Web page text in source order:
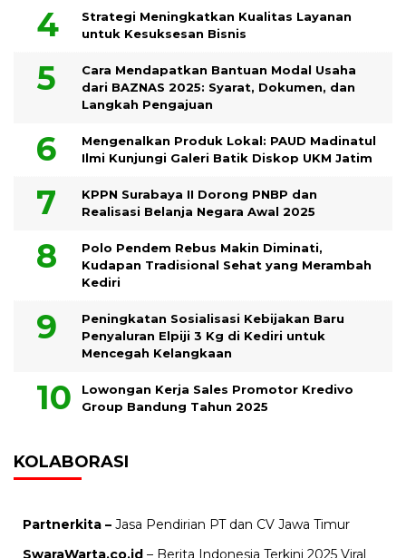
Strategi Meningkatkan Kualitas Layanan
untuk Kesuksesan Bisnis
Cara Mendapatkan Bantuan Modal Usaha
dari BAZNAS 2025: Syarat, Dokumen, dan
Langkah Pengajuan
Mengenalkan Produk Lokal: PAUD Madinatul
Ilmi Kunjungi Galeri Batik Diskop UKM Jatim
KPPN Surabaya II Dorong PNBP dan
Realisasi Belanja Negara Awal 2025
Polo Pendem Rebus Makin Diminati,
Kudapan Tradisional Sehat yang Merambah
Kediri
Peningkatan Sosialisasi Kebijakan Baru
Penyaluran Elpiji 3 Kg di Kediri untuk
Mencegah Kelangkaan
Lowongan Kerja Sales Promotor Kredivo
Group Bandung Tahun 2025
KOLABORASI
Partnerkita – Jasa Pendirian PT dan CV Jawa Timur
SwaraWarta.co.id – Berita Indonesia Terkini 2025 Viral